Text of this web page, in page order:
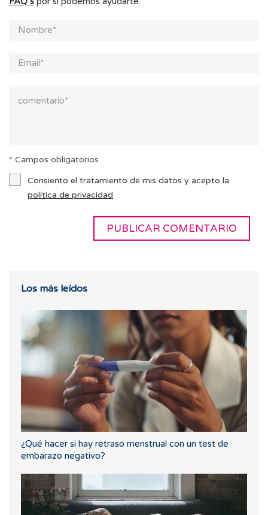
* Campos obligatorios
Consiento el tratamiento de mis datos y acepto la
política de privacidad
Los más leídos
¿Qué hacer si hay retraso menstrual con un test de
embarazo negativo?